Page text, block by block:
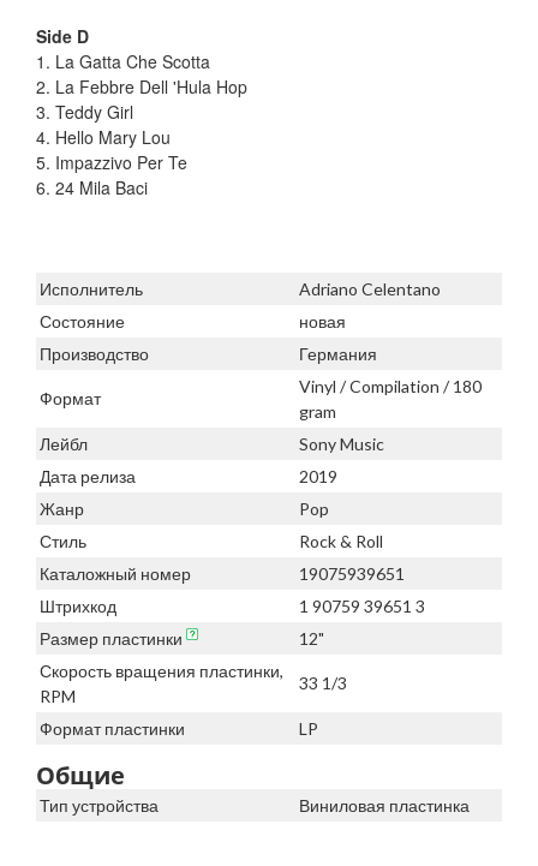
Side D
1. La Gatta Che Scotta
2. La Febbre Dell 'Hula Hop
3. Teddy Girl
4. Hello Mary Lou
5. Impazzivo Per Te
6. 24 Mila Baci
Исполнитель
Adriano Celentano
Состояние
новая
Производство
Германия
Формат
Vinyl / Compilation / 180
gram
Лейбл
Sony Music
Дата релиза
2019
Жанр
Pop
Стиль
Rock & Roll
Каталожный номер
19075939651
Штрихкод
1 90759 39651 3
Размер пластинки
12"
Скорость вращения пластинки,
RPM
33 1/3
Формат пластинки LP
Общие
Тип устройства Виниловая пластинка